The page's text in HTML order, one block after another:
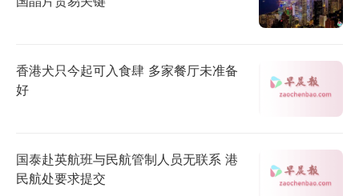
香港犬只今起可入食肆 多家餐厅未准备
好
国泰赴英航班与民航管制人员无联系 港
民航处要求提交